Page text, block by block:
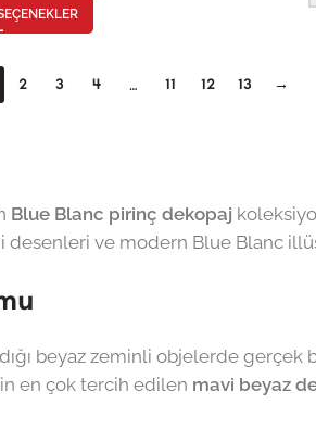
2 3 4 … 11 12 13 →
Blue Blanc pirinç dekopaj
ve modern Blue Blanc
beyaz zeminli objelerde
en çok tercih edilen mavi beyaz